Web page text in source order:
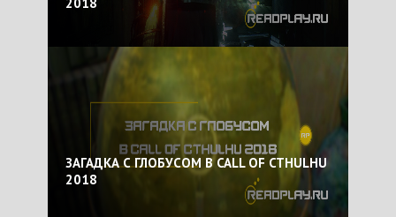
ЗАГАДКА С ГЛОБУСОМ В CALL OF CTHULHU
2018